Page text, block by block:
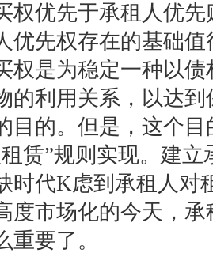
权优先于承租人优先
优先权存在的基础
权是为稳定一种以
的利用关系，以达
目的。但是，这个目
赁”规则实现。建
时代K虑到承租人对
度市场化的今天，
重要了。